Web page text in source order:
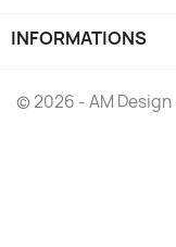
INFORMATIONS
© 2026 - AM